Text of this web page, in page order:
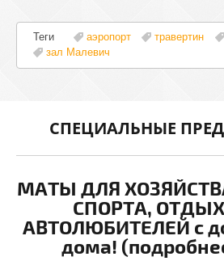
Теги аэропорт травертин
зал Малевич
СПЕЦИАЛЬНЫЕ
МАТЫ ДЛЯ
СПОРТА,
АВТОЛЮБИТЕЛЕЙ с
дома!